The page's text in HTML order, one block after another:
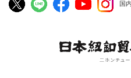
国内